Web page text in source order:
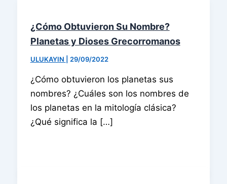
¿Cómo Obtuvieron Su Nombre?
Planetas y Dioses Grecorromanos
ULUKAYIN 29/09/2022
¿Cómo obtuvieron los planetas sus
nombres? ¿Cuáles son los nombres de
los planetas en la mitología clásica?
¿Qué significa la […]